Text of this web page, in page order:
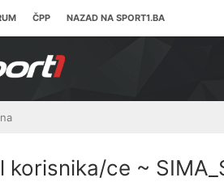
ČPP NAZAD NA SPORT1.BA
korisnika/ce ~